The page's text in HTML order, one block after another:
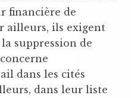
financière de
ailleurs, ils exigent
suppression de
dans les cités
dans leur liste